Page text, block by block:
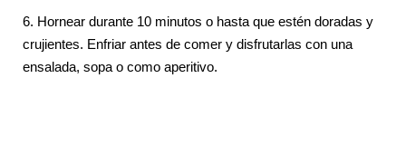
6. Hornear durante 10 minutos o hasta que estén doradas y
crujientes. Enfriar antes de comer y disfrutarlas con una
ensalada, sopa o como aperitivo.